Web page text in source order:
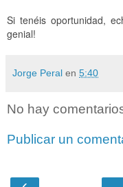
Si tenéis oportunidad,
genial!
Jorge Peral en 5:40
No hay
Publicar un